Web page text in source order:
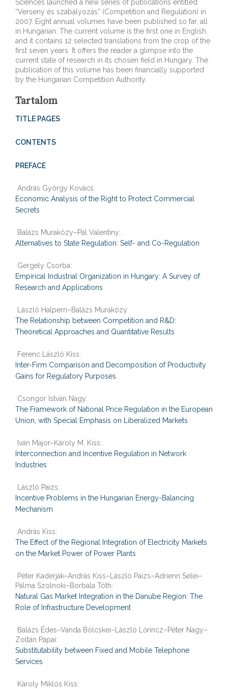
Download publication
Sciences launched a new series of publications entitled
“Verseny és szabályozás” (Competition and Regulation) in
2007. Eight annual volumes have been published so far, all
in Hungarian. The current volume is the first one in English,
and it contains 12 selected translations from the crop of the
first seven years. It offers the reader a glimpse into the
current state of research in its chosen field in Hungary. The
publication of this volume has been financially supported
by the Hungarian Competition Authority.
Tartalom
TITLE PAGES
CONTENTS
PREFACE
András György Kovács:
Economic Analysis of the Right to Protect Commercial
Secrets
Balázs Muraközy–Pál Valentiny:
Alternatives to State Regulation: Self- and Co-Regulation
Gergely Csorba:
Empirical Industrial Organization in Hungary: A Survey of
Research and Applications
László Halpern–Balázs Muraközy:
The Relationship between Competition and R&D:
Theoretical Approaches and Quantitative Results
Ferenc László Kiss:
Inter-Firm Comparison and Decomposition of Productivity
Gains for Regulatory Purposes
Csongor István Nagy:
The Framework of National Price Regulation in the European
Union, with Special Emphasis on Liberalized Markets
Iván Major–Károly M. Kiss:
Interconnection and Incentive Regulation in Network
Industries
László Paizs:
Incentive Problems in the Hungarian Energy-Balancing
Mechanism
András Kiss:
The Effect of the Regional Integration of Electricity Markets
on the Market Power of Power Plants
Péter Kaderják–András Kiss–László Paizs–Adrienn Selei–
Pálma Szolnoki–Borbála Tóth:
Natural Gas Market Integration in the Danube Region: The
Role of Infrastructure Development
Balázs Édes–Vanda Bölcskei–László Lőrincz–Péter Nagy–
Zoltán Pápai:
Substitutability between Fixed and Mobile Telephone
Services
Károly Miklós Kiss: